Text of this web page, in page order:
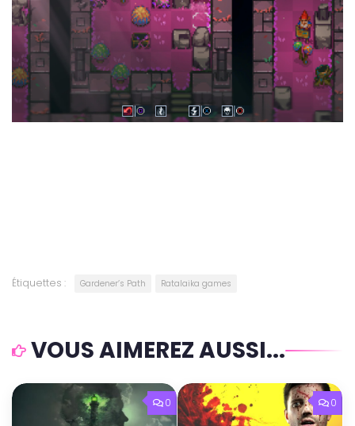
Étiquettes : Gardener’s Path Ratalaika games
VOUS AIMEREZ AUSSI...
0 0